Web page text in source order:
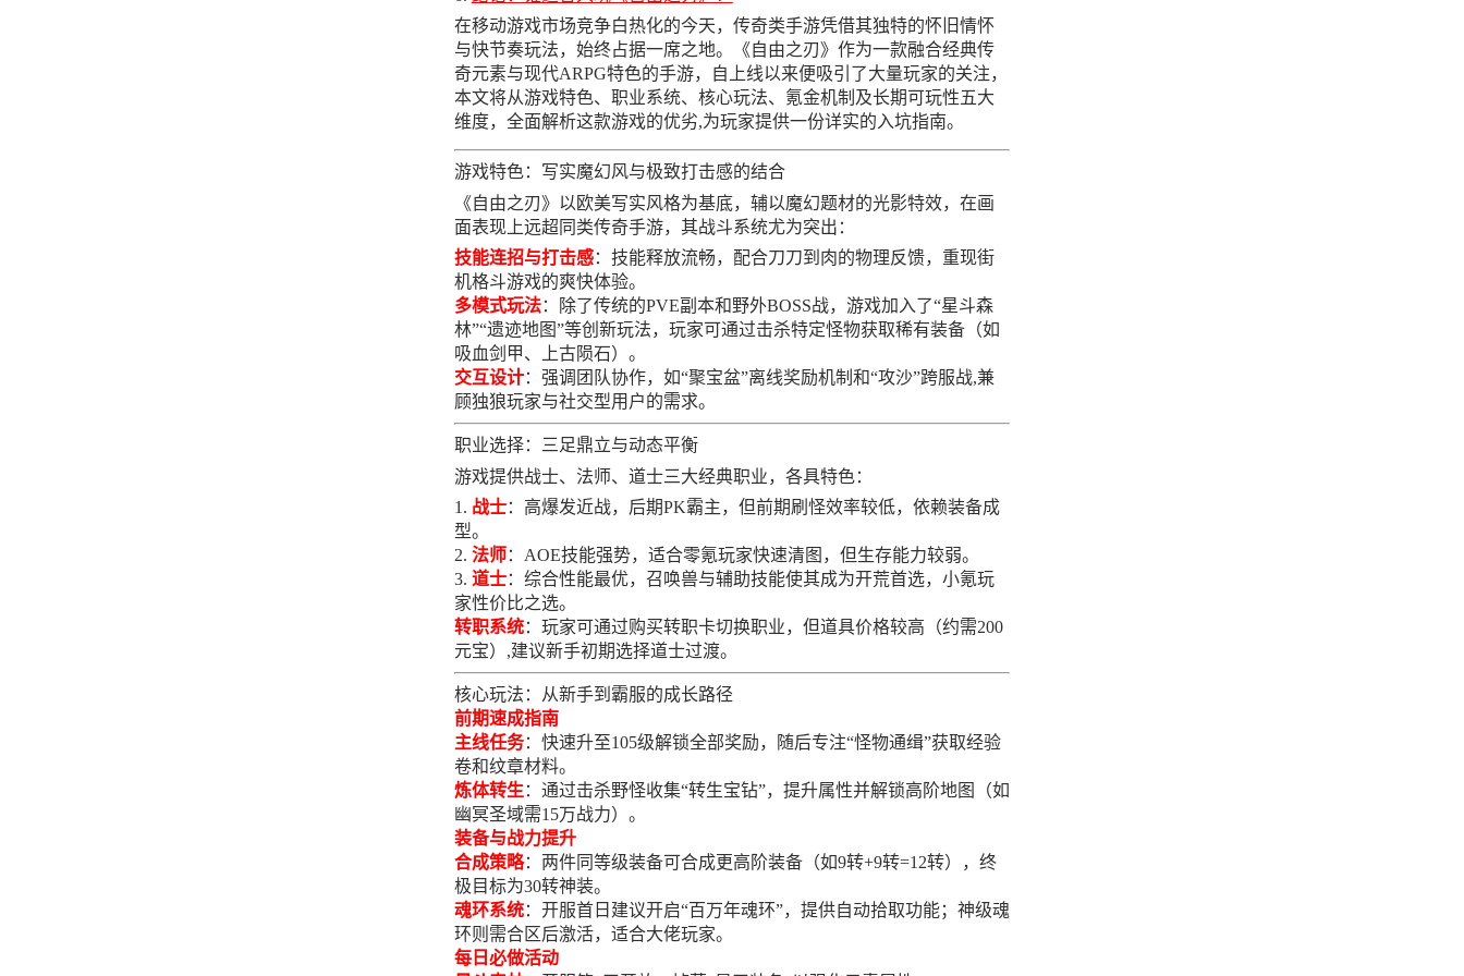
在移动游戏市场竞争白热化的今天，传奇类手游凭借其独特的怀旧情怀
与快节奏玩法，始终占据一席之地。《自由之刃》作为一款融合经典传
奇元素与现代ARPG特色的手游，自上线以来便吸引了大量玩家的关注，
本文将从游戏特色、职业系统、核心玩法、氪金机制及长期可玩性五大
维度，全面解析这款游戏的优劣,为玩家提供一份详实的入坑指南。
游戏特色：写实魔幻风与极致打击感的结合
《自由之刃》以欧美写实风格为基底，辅以魔幻题材的光影特效，在画
面表现上远超同类传奇手游，其战斗系统尤为突出：
技能连招与打击感：技能释放流畅，配合刀刀到肉的物理反馈，重现街
机格斗游戏的爽快体验。
多模式玩法：除了传统的PVE副本和野外BOSS战，游戏加入了“星斗森
林”“遗迹地图”等创新玩法，玩家可通过击杀特定怪物获取稀有装备（如
吸血剑甲、上古陨石）。
交互设计：强调团队协作，如“聚宝盆”离线奖励机制和“攻沙”跨服战,兼
顾独狼玩家与社交型用户的需求。
职业选择：三足鼎立与动态平衡
游戏提供战士、法师、道士三大经典职业，各具特色：
战士：高爆发近战，后期PK霸主，但前期刷怪效率较低，依赖装备成
型。
法师：AOE技能强势，适合零氪玩家快速清图，但生存能力较弱。
道士：综合性能最优，召唤兽与辅助技能使其成为开荒首选，小氪玩
家性价比之选。
转职系统：玩家可通过购买转职卡切换职业，但道具价格较高（约需200
元宝）,建议新手初期选择道士过渡。
核心玩法：从新手到霸服的成长路径
前期速成指南
主线任务：快速升至105级解锁全部奖励，随后专注“怪物通缉”获取经验
卷和纹章材料。
炼体转生 ：通过击杀野怪收集“转生宝钻”，提升属性并解锁高阶地图（如
幽冥圣域需15万战力）。
装备与战力提升
合成策略：两件同等级装备可合成更高阶装备（如9转+9转=12转），终
极目标为30转神装。
魂环系统：开服首日建议开启“百万年魂环”，提供自动拾取功能；神级魂
环则需合区后激活，适合大佬玩家。
每日必做活动